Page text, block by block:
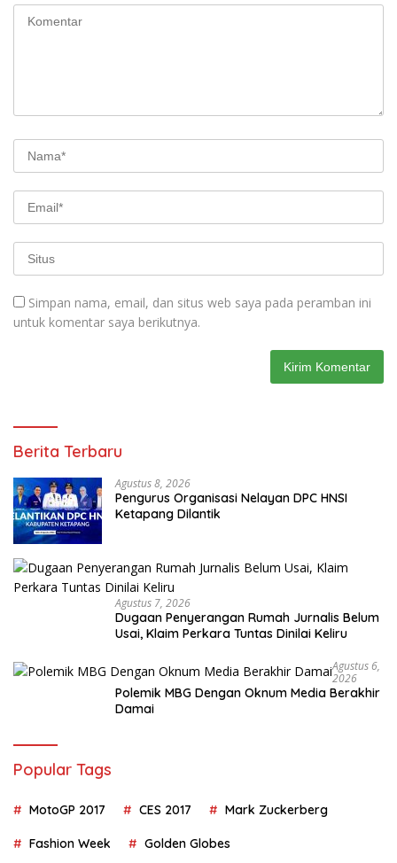
Simpan nama, email, dan situs web saya pada peramban ini
untuk komentar saya berikutnya.
Berita Terbaru
Agustus 8, 2026
Pengurus Organisasi Nelayan DPC HNSI
Ketapang Dilantik
Agustus 7, 2026
Dugaan Penyerangan Rumah Jurnalis Belum
Usai, Klaim Perkara Tuntas Dinilai Keliru
Agustus 6,
2026
Polemik MBG Dengan Oknum Media Berakhir
Damai
Popular Tags
MotoGP 2017 CES 2017 Mark Zuckerberg
Fashion Week Golden Globes